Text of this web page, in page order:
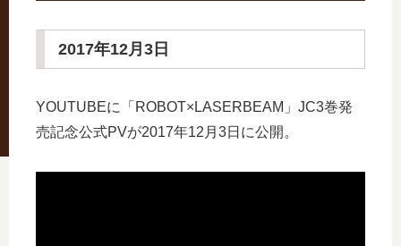
2017年12月3日
YOUTUBEに「ROBOT×LASERBEAM」JC3巻発
売記念公式PVが2017年12月3日に公開。